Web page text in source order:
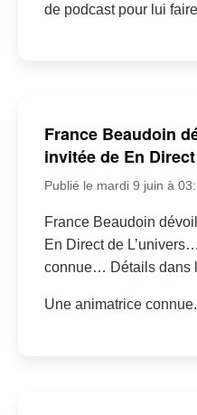
de podcast pour lui
France Beaudoin
invitée de En
Publié le mardi 9 juin à
France Beaudoin
En Direct de
connue… Détails dans
Une animatrice